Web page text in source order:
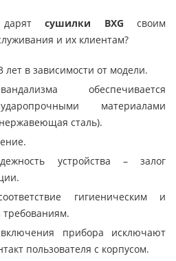
дарятсушилки BXG своим
и их клиентам?
лет в зависимости от модели.
обеспечивается
материалами
нержавеющая сталь).
устройства – залог
гигиеническим и
прибора исключают
пользователя с корпусом.